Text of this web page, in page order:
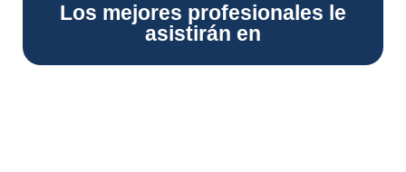
Los mejores profesionales le
asistirán en